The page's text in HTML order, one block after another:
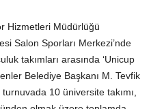
Hizmetleri Müdürlüğü
Salon Sporları Merkezi’nde
takımları arasında ‘Unicup
Belediye Başkanı M. Tevfik
turnuvada 10 üniversite takımı,